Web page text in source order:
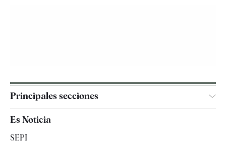
Principales secciones
España
Es Noticia
SEPI